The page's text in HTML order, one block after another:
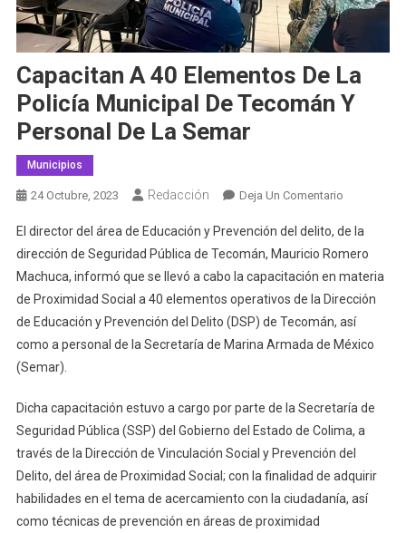
Capacitan A 40 Elementos De La
Policía Municipal De Tecomán Y
Personal De La Semar
Municipios
24 Octubre, 2023 Redacción Deja Un ComentarioEn
A
40
Elementos
De
La
Policía
Tecomán
La
Semar
El director del área de Educación y Prevención del delito, de la
dirección de Seguridad Pública de Tecomán, Mauricio Romero
Machuca, informó que se llevó a cabo la capacitación en materia
de Proximidad Social a 40 elementos operativos de la Dirección
de Educación y Prevención del Delito (DSP) de Tecomán, así
como a personal de la Secretaría de Marina Armada de México
(Semar).
Dicha capacitación estuvo a cargo por parte de la Secretaría de
Seguridad Pública (SSP) del Gobierno del Estado de Colima, a
través de la Dirección de Vinculación Social y Prevención del
Delito, del área de Proximidad Social; con la finalidad de adquirir
habilidades en el tema de acercamiento con la ciudadanía, así
como técnicas de prevención en áreas de proximidad